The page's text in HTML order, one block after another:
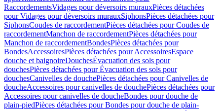
RaccordementsVidages pour déversoirs murauxPièces détachées
pour Vidages pour déversoirs murauxSiphonsPièces détachées pour
SiphonsCoudes de raccordementPièces détachées pour Coudes de
raccordementManchon de raccordementPièces détachées pour
Manchon de raccordementBondesPièces détachées pour
BondesAccessoiresPièces détachées pour AccessoiresEspace
douche et baignoireDouchesÉvacuation des sols pour
douchesPièces détachées pour Évacuation des sols pour
douchesCanivelles de douchePièces détachées pour Canivelles de
doucheAccessoires pour canivelles de douchePièces détachées pour
Accessoires pour canivelles de doucheBondes pour douche de
plain-piedPièces détachées pour Bondes pour douche de plain-